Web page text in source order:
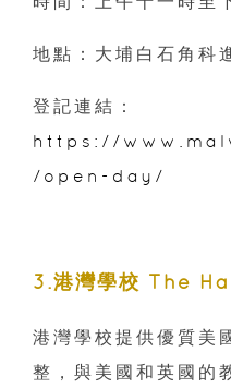
地點：大埔白石角科
登記連結：
https://
/open-day/
3.港灣學校 The
港灣學校提供優質美
整，與美國和英國的